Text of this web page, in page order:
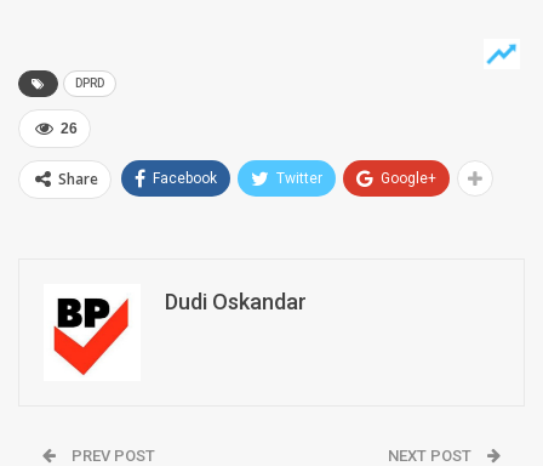
DPRD
26
Share Facebook Twitter Google+
Dudi Oskandar
PREV POST NEXT POST